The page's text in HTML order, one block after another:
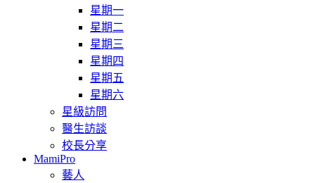
星期一
星期二
星期三
星期四
星期五
星期六
星級訪問
醫生訪談
校長分享
MamiPro
藝人